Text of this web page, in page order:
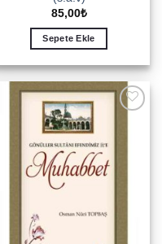
85,00₺
Sepete Ekle